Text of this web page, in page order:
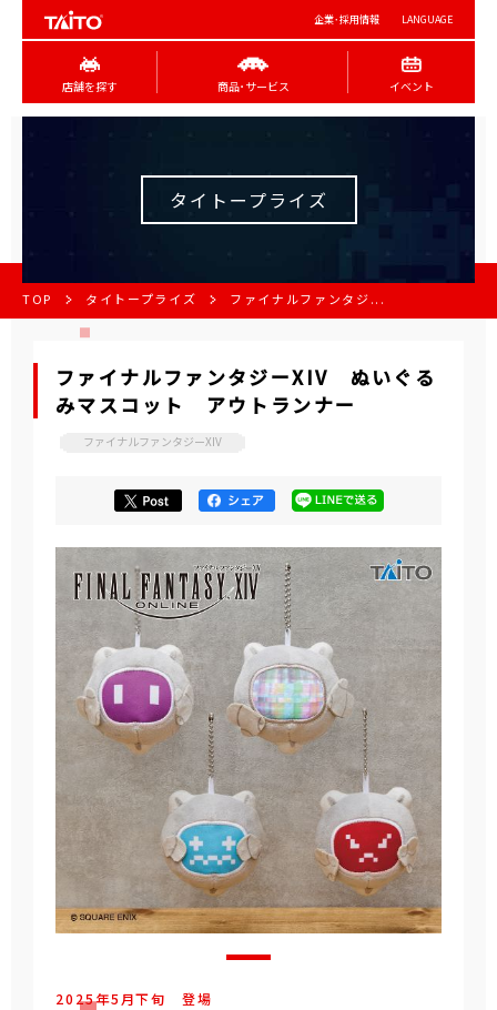
企業･採用情報 LANGUAGE
店舗を探す 商品･サービス イベント
タイトープライズ
TOP タイトープライズ ファイナルファンタジ...
ファイナルファンタジーXIV ぬいぐる
みマスコット アウトランナー
ファイナルファンタジーXIV
2025年5 月下旬 登場